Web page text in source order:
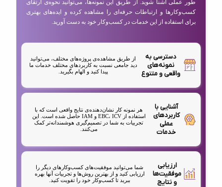
طور عملی آشنا شوید. از طریق این نمونه‌ها، می‌توانید نحوه‌ی ارتقای
کسب‌وکارها و ارتباطات حرفه‌ای را مشاهده کرده و ایده‌های بهتری
برای استفاده از این خدمات در کسب‌وکار خود به دست آورید.
دسترسی به
نمونه‌های
واقعی و متنوع
از طریق مشاهده‌ی پروژه‌های مختلف، می‌توانید
دید جامعی نسبت به کاربردهای مختلف خدمات ما
پیدا کنید و الهام بگیرید.
آشنایی با
کاربردهای
عملی
خدمات
هر نمونه کار نشان‌دهنده‌ی نتایج واقعی است که با
استفاده از EBC، ICV و IAM حاصل شده است. این
تجربیات به شما در تصمیم‌گیری هوشمندانه‌تر کمک
می‌کنند.
ارزیابی
موفقیت‌ها
و نتایج
شما می‌توانید موفقیت‌های کسب‌وکارهای دیگر را
ارزیابی کنید و از بهترین روش‌ها و تجربیات آنها بهره
ببرید تا کسب‌وکار خود را تقویت کنید.